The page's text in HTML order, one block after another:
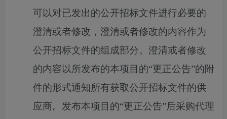
可以对已发出的公开招标文件进行必要的
澄清或者修改，澄清或者修改的内容作为
公开招标文件的组成部分。澄清或者修改
的内容以所发布的本项目的“更正公告”的附
件的形式通知所有获取公开招标文件的供
应商。发布本项目的“更正公告”后采购代理